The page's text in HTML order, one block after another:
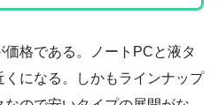
格である。ノートPCと液タ
になる。しかもラインナップ